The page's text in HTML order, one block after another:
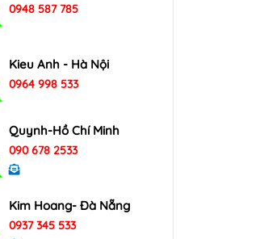
0948 587 785
Kieu Anh - Hà Nội
0964 998 533
Quynh-Hồ Chí Minh
090 678 2533
Kim Hoang- Đà Nẵng
0937 345 533